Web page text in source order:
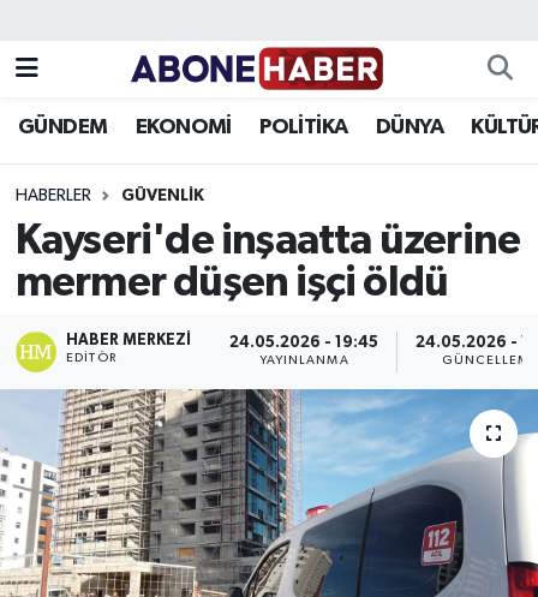
GÜNDEM EKONOMİ POLİTİKA DÜNYA
HABERLER GÜVENLIK
Kayseri'de inşaatta üzerine
mermer düşen işçi öldü
HABER MERKEZI
EDITÖR
24.05.2026 - 19:45
YAYINLANMA
24.05.2026 -
GÜNCELLEME
Asayiş
Bilim ve Teknoloji
Çevre
Dünya
Eğitim
Ekonomi
Süper Lig Puan Durumu ve Fikstür
Tüm Manşetler
Son Dakika Haberleri
Haber Arşivi